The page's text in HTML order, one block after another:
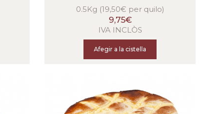
0.5Kg (19,50€ per quilo)
9,75€
IVA INCLÒS
Afegir a la cistella